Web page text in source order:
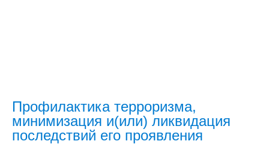
Профилактика терроризма,
минимизация и(или) ликвидация
последствий его проявления